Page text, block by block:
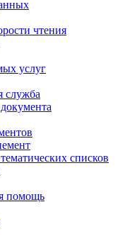
чтения
услуг
служба
списков
помощь